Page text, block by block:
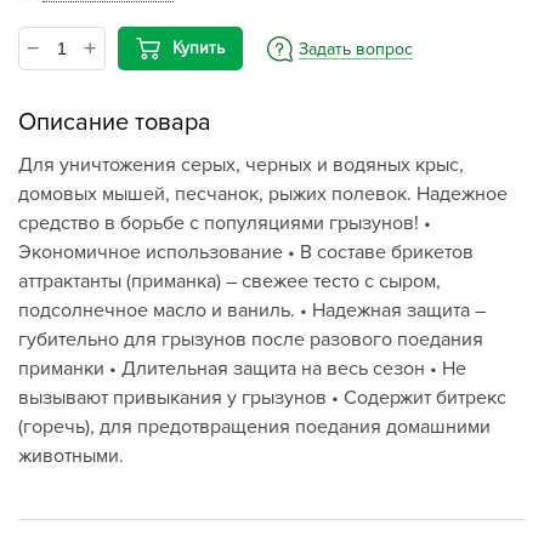
Купить Задать вопрос
Описание товара
Для уничтожения серых, черных и водяных крыс,
домовых мышей, песчанок, рыжих полевок. Надежное
средство в борьбе с популяциями грызунов! •
Экономичное использование • В составе брикетов
аттрактанты (приманка) – свежее тесто с сыром,
подсолнечное масло и ваниль. • Надежная защита –
губительно для грызунов после разового поедания
приманки • Длительная защита на весь сезон • Не
вызывают привыкания у грызунов • Содержит битрекс
(горечь), для предотвращения поедания домашними
животными.